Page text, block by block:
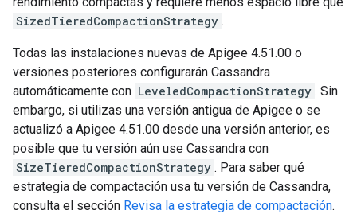
SizedTieredCompactionStrategy .
Todas las instalaciones nuevas de Apigee 4.51.00 o
versiones posteriores configurarán Cassandra
automáticamente con LeveledCompactionStrategy . Sin
embargo, si utilizas una versión antigua de Apigee o se
actualizó a Apigee 4.51.00 desde una versión anterior, es
posible que tu versión aún use Cassandra con
SizeTieredCompactionStrategy . Para saber qué
estrategia de compactación usa tu versión de Cassandra,
consulta el sección Revisa la estrategia de compactación.